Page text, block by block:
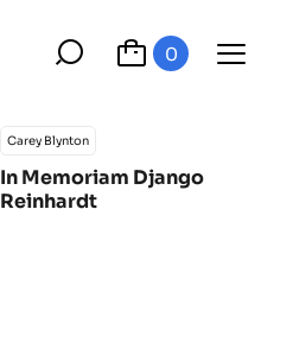
0
Carey Blynton
In Memoriam Django
Reinhardt